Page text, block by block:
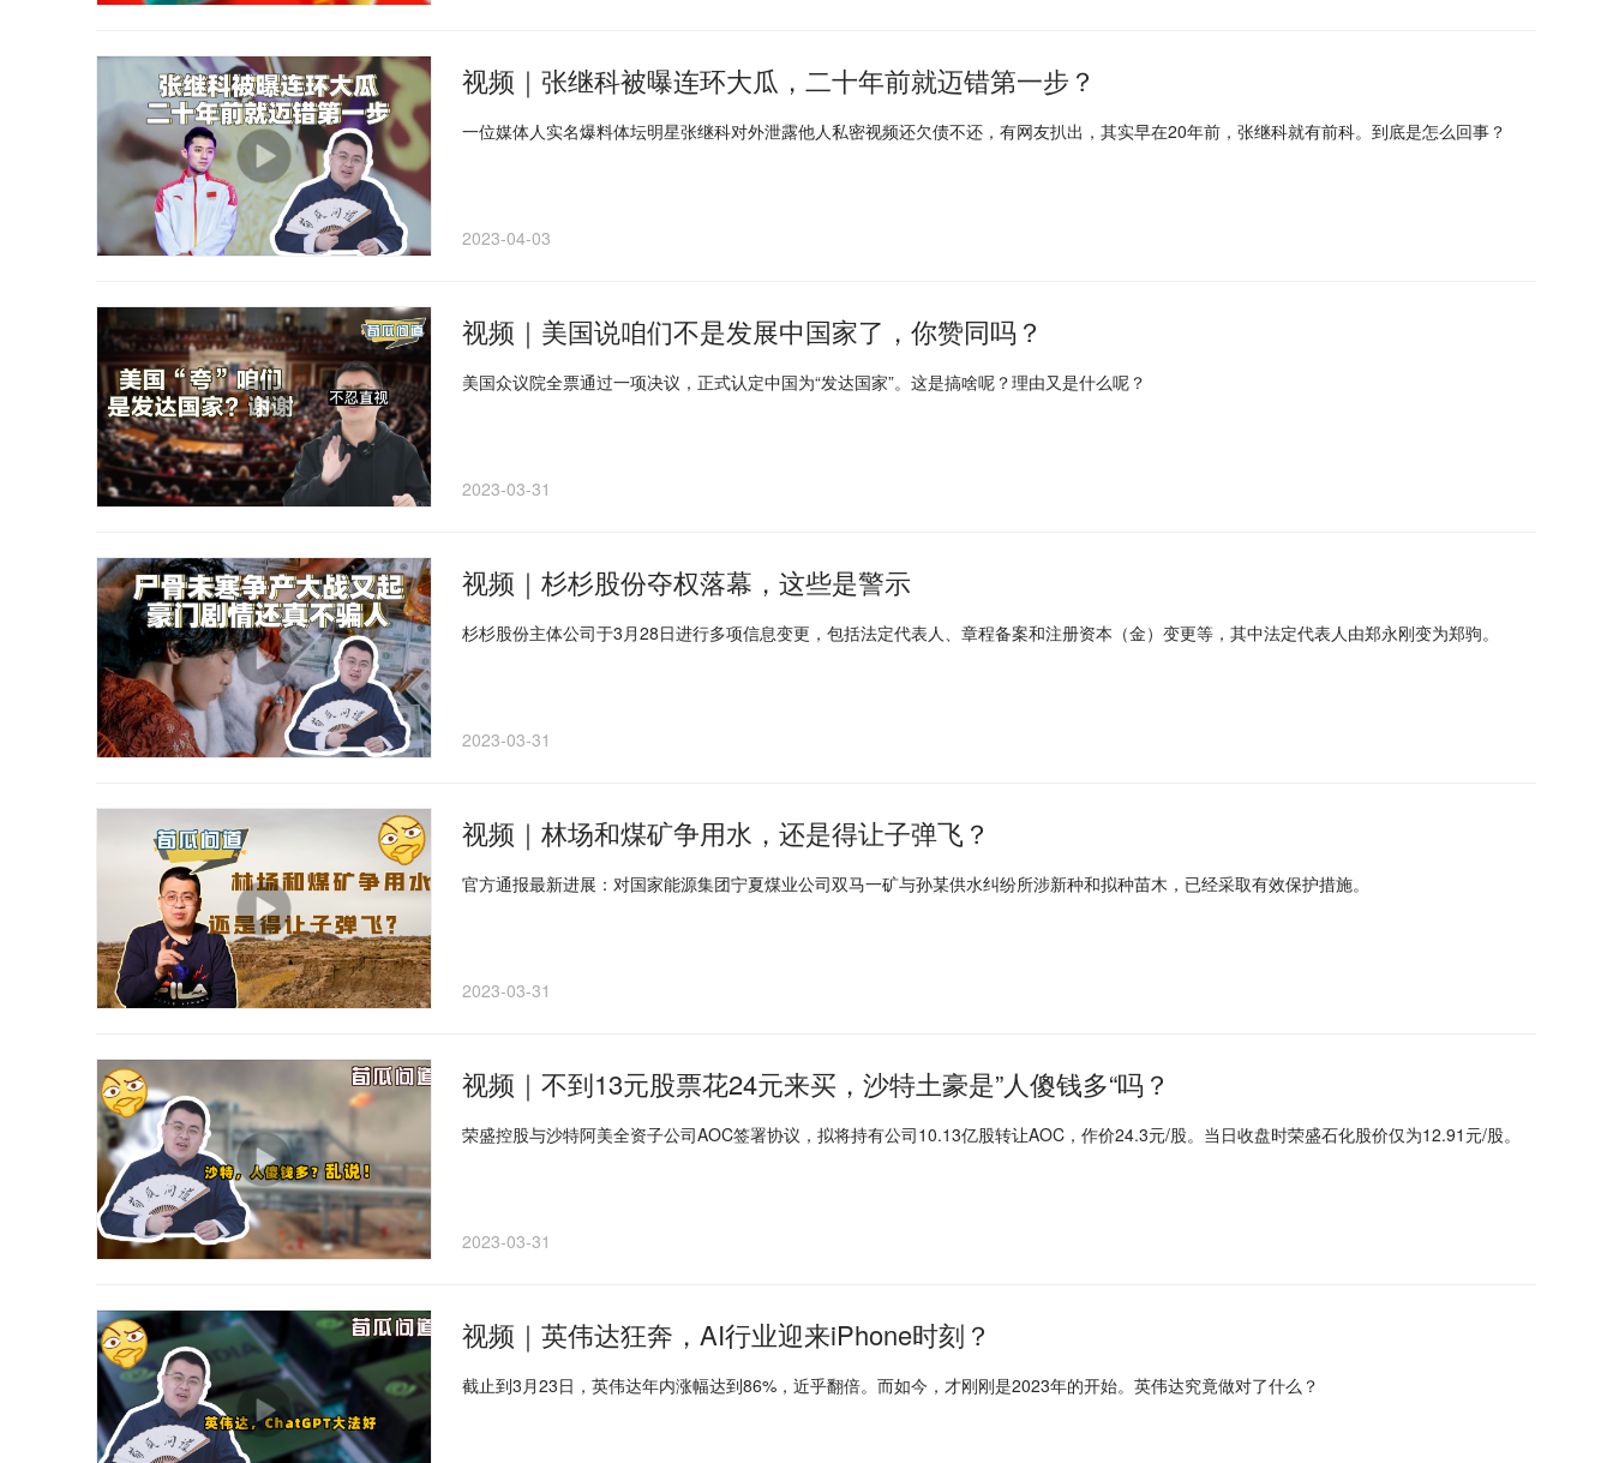
视频｜张继科被曝连环大瓜，二十年前就迈错第一步？
一位媒体人实名爆料体坛明星张继科对外泄露他人私密视频还欠债不还，有网友扒出，其实早在20年前，张继科就有前科。到底是怎么回事？
2023-04-03
视频｜美国说咱们不是发展中国家了，你赞同吗？
美国众议院全票通过一项决议，正式认定中国为“发达国家”。这是搞啥呢？理由又是什么呢？
2023-03-31
视频｜杉杉股份夺权落幕，这些是警示
杉杉股份主体公司于3月28日进行多项信息变更，包括法定代表人、章程备案和注册资本（金）变更等，其中法定代表人由郑永刚变为郑驹。
2023-03-31
视频｜林场和煤矿争用水，还是得让子弹飞？
官方通报最新进展：对国家能源集团宁夏煤业公司双马一矿与孙某供水纠纷所涉新种和拟种苗木，已经采取有效保护措施。
2023-03-31
视频｜不到13元股票花24元来买，沙特土豪是”人傻钱多“吗？
荣盛控股与沙特阿美全资子公司AOC签署协议，拟将持有公司10.13亿股转让AOC，作价24.3元/股。当日收盘时荣盛石化股价仅为12.91元/股。
2023-03-31
视频｜英伟达狂奔，AI行业迎来iPhone时刻？
截止到3月23日，英伟达年内涨幅达到86%，近乎翻倍。而如今，才刚刚是2023年的开始。英伟达究竟做对了什么？